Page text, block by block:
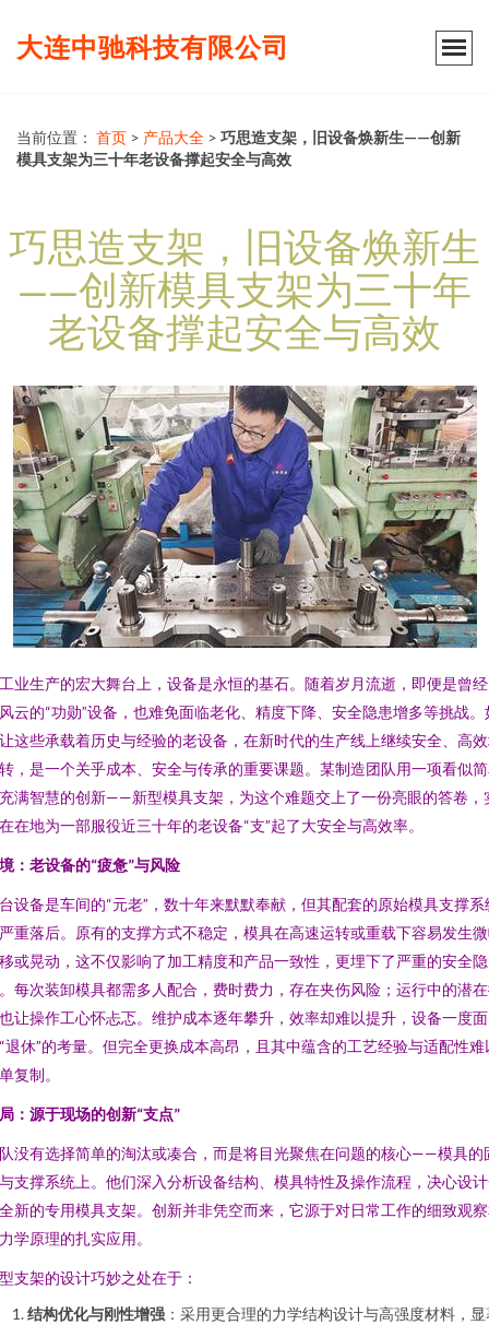
大连中驰科技有限公司
当前位置： 首页 > 产品大全 > 巧思造支架，旧设备焕新生——创新
模具支架为三十年老设备撑起安全与高效
巧思造支架，旧设备焕新生
——创新模具支架为三十年
老设备撑起安全与高效
业生产的宏大舞台上，设备是永恒的基石。随着岁月流逝，即便是曾
云的“功勋”设备，也难免面临老化、精度下降、安全隐患增多等挑战。
这些承载着历史与经验的老设备，在新时代的生产线上继续安全、高
，是一个关乎成本、安全与传承的重要课题。某制造团队用一项看似
满智慧的创新——新型模具支架，为这个难题交上了一份亮眼的答卷，
在地为一部服役近三十年的老设备“支”起了大安全与高效率。
：老设备的“疲惫”与风险
设备是车间的“元老”，数十年来默默奉献，但其配套的原始模具支撑系
重落后。原有的支撑方式不稳定，模具在高速运转或重载下容易发生
或晃动，这不仅影响了加工精度和产品一致性，更埋下了严重的安全隐
每次装卸模具都需多人配合，费时费力，存在夹伤风险；运行中的潜
让操作工心怀忐忑。维护成本逐年攀升，效率却难以提升，设备一度面
退休”的考量。但完全更换成本高昂，且其中蕴含的工艺经验与适配性难
复制。
：源于现场的创新“支点”
没有选择简单的淘汰或凑合，而是将目光聚焦在问题的核心——模具的
支撑系统上。他们深入分析设备结构、模具特性及操作流程，决心设
新的专用模具支架。创新并非凭空而来，它源于对日常工作的细致观
学原理的扎实应用。
支架的设计巧妙之处在于：
结构优化与刚性增强 ：采用更合理的力学结构设计与高强度材料，